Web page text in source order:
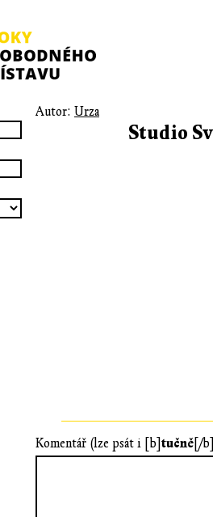
Autor: Urza
Studio
Komentář (lze psát i [b] tučně [/